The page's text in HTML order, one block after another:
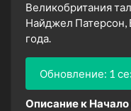
Великобритания
Найджел Патерсон,
года.
Обновление: 1
Описание к